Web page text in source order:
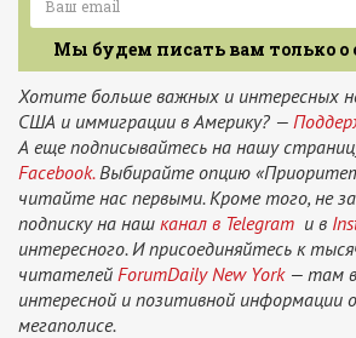
Мы будем писать вам только
Хотите больше важных и интересных
США и иммиграции в Америку? —
А еще подписывайтесь на нашу
Facebook.Выбирайте опцию
читайте нас первыми. Кроме того, не
подписку на наш канал в Telegram и в
интересного. И присоединяйтесь к
читателей ForumDaily New York— там
интересной и позитивной информации
мегаполисе.